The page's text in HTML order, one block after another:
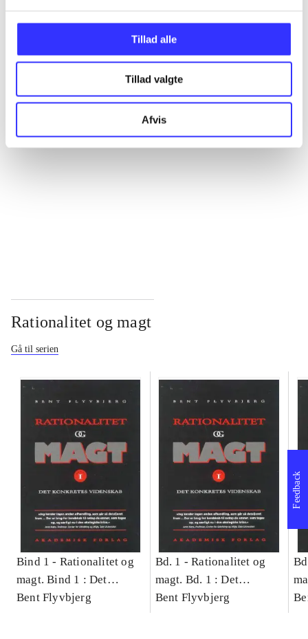
Tillad alle
Tillad valgte
Afvis
Rationalitet og magt
Gå til serien
Bind 1 - Rationalitet og
magt. Bind 1 : Det
konkretes videnskab
Bent Flyvbjerg
Bd. 1 -Rationalitet og
magt. Bd. 1 : Det
konkretes videnskab
Bent Flyvbjerg
Feedback